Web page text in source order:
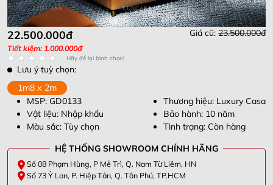
Giá cũ: 23.500.000đ
22.500.000đ
Tiết kiệm: 1.000.000đ
Hãy để lại bình chọn!
Lưu ý tuỳ chọn:
1m8 x 2m
MSP: GD0133
Vật liệu: Nhập khẩu
Màu sắc: Tùy chọn
Thương hiệu: Luxury Casa
Bảo hành: 10 năm
Tình trạng: Còn hàng
HỆ THỐNG SHOWROOM CHÍNH HÃNG
Số 08 Phạm Hùng, P Mễ Trì, Q. Nam Từ Liêm, HN
Số 73 Ỷ Lan, P. Hiệp Tân, Q. Tân Phú, TP.HCM